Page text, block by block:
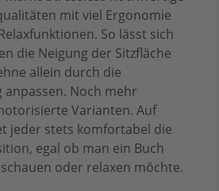
mit viel Ergonomie
So lässt sich
die Neigung der Sitzfläche
allein durch die
Noch mehr
Varianten. Auf
jeder stets komfortabel die
egal ob man ein Buch
oder relaxen möchte.